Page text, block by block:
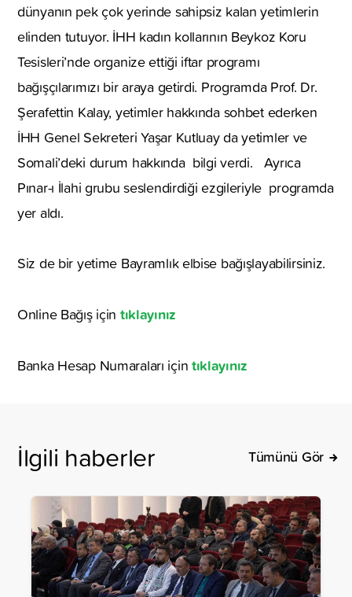
dünyanın pek çok yerinde sahipsiz kalan yetimlerin
elinden tutuyor. İHH kadın kollarının Beykoz Koru
Tesisleri’nde organize ettiği iftar programı
bağışçılarımızı bir araya getirdi. Programda Prof. Dr.
Şerafettin Kalay, yetimler hakkında sohbet ederken
İHH Genel Sekreteri Yaşar Kutluay da yetimler ve
Somali’deki durum hakkında bilgi verdi. Ayrıca
Pınar-ı İlahi grubu seslendirdiği ezgileriyle programda
yer aldı.
Siz de bir yetime Bayramlık elbise bağışlayabilirsiniz.
Online Bağış için tıklayınız
Banka Hesap Numaraları için tıklayınız
İlgili haberler Tümünü Gör